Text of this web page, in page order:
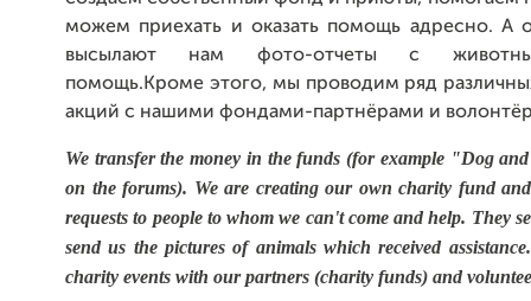
можем приехать и оказать помощь адресно. А
высылают нам фото-отчеты с
помощь.Кроме этого, мы проводим ряд
акций с нашими фондами-партнёрами и
We transfer the money in the funds (for example "Dog
on the forums). We are creating our own charity fund
requests to people to whom we can't come and help. They
send us the pictures of animals which received
charity events with our partners (charity funds) and